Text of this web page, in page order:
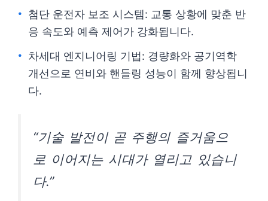
첨단 운전자 보조 시스템: 교통 상황에 맞춘 반
응 속도와 예측 제어가 강화됩니다.
차세대 엔지니어링 기법: 경량화와 공기역학
개선으로 연비와 핸들링 성능이 함께 향상됩니
다.
“기술 발전이 곧 주행의 즐거움으
로 이어지는 시대가 열리고 있습니
다.”